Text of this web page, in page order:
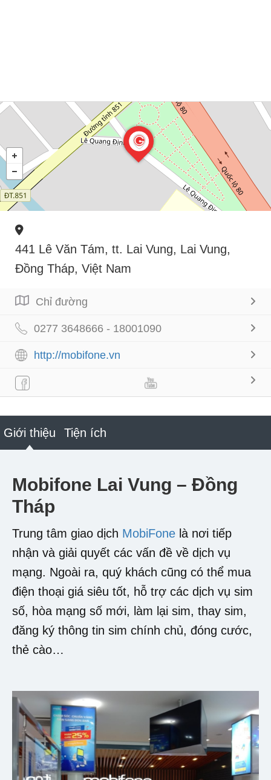
441 Lê Văn Tám, tt. Lai Vung, Lai Vung,
Đồng Tháp, Việt Nam
Chỉ đường
0277 3648666 - 18001090
http://mobifone.vn
Giới thiệu Tiện ích
Mobifone Lai Vung – Đồng
Tháp
Trung tâm giao dịch MobiFone là nơi tiếp
nhận và giải quyết các vấn đề về dịch vụ
mạng. Ngoài ra, quý khách cũng có thể mua
điện thoại giá siêu tốt, hỗ trợ các dịch vụ sim
số, hòa mạng số mới, làm lại sim, thay sim,
đăng ký thông tin sim chính chủ, đóng cước,
thẻ cào…